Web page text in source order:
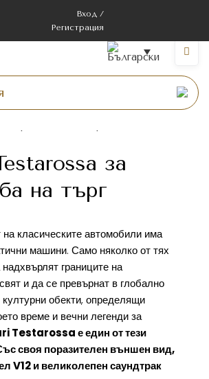
Вход /
Регистрация
за
на търг
на класическите автомобили има
машини. Само няколко от тях
границите на
и да се превърнат в глобално
обекти, определящи
време и вечни легенди за
Testarossa е един от тези
своя поразителен външен вид,
V12 и великолепен саундтрак